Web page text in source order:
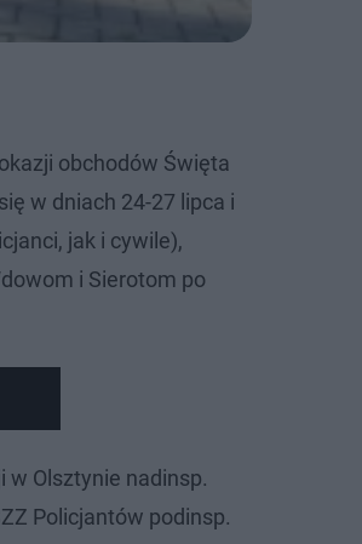
obchodów Święta
w dniach 24-27 lipca i
jak i cywile),
i Sierotom po
w Olsztynie nadinsp.
Policjantów podinsp.